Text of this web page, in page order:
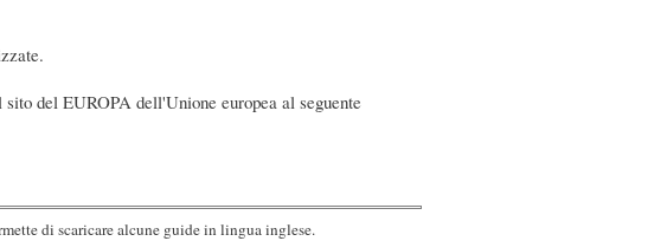
del EUROPA dell'Unione europea al seguente
di scaricare alcune guide in lingua inglese.